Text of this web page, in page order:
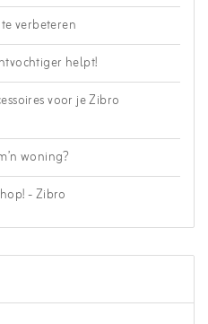
verbeteren
helpt!
voor je Zibro
woning?
- Zibro